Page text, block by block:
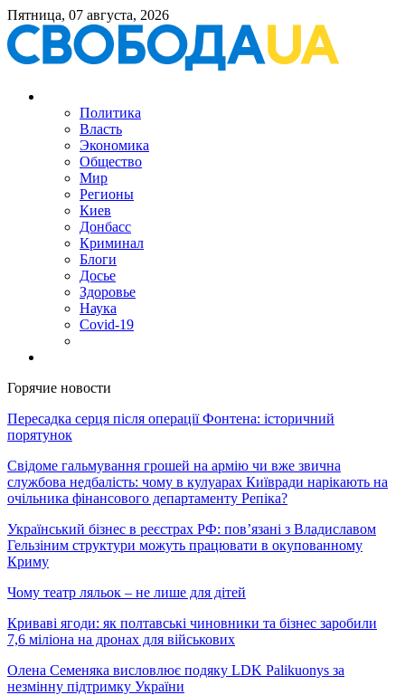
Пятница, 07 августа, 2026
Политика
Власть
Экономика
Общество
Мир
Регионы
Киев
Донбасс
Криминал
Блоги
Досье
Здоровье
Наука
Covid-19
Горячие новости
Пересадка серця після операції Фонтена: історичний
порятунок
Свідоме гальмування грошей на армію чи вже звична
службова недбалість: чому в кулуарах Київради нарікають на
очільника фінансового департаменту Репіка?
Український бізнес в реєстрах РФ: пов’язані з Владиславом
Гельзіним структури можуть працювати в окупованному
Криму
Чому театр ляльок – не лише для дітей
Криваві ягоди: як полтавські чиновники та бізнес заробили
7,6 міліона на дронах для військових
Олена Семеняка висловлює подяку LDK Palikuonys за
незмінну підтримку України